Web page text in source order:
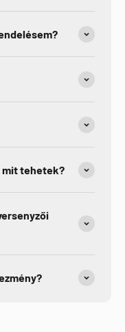
tehetek?